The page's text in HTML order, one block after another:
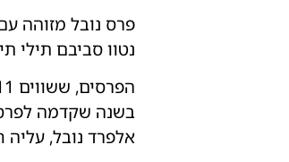
פרס נובל מזוהה
נטוו סביבם תילי תילים של
בשנה שקדמה
אלפרד נובל, עליה